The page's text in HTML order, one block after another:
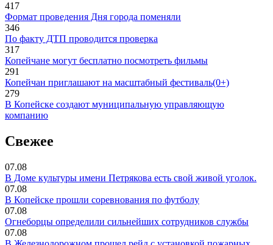
417
Формат проведения Дня города поменяли
346
По факту ДТП проводится проверка
317
Копейчане могут бесплатно посмотреть фильмы
291
Копейчан приглашают на масштабный фестиваль(0+)
279
В Копейске создают муниципальную управляющую
компанию
Свежее
07.08
В Доме культуры имени Петрякова есть свой живой уголок.
07.08
В Копейске прошли соревнования по футболу
07.08
Огнеборцы определили сильнейших сотрудников службы
07.08